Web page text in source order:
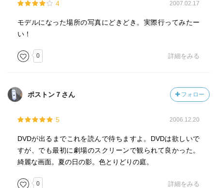
4 2007.02.17
モデルになった場所の写真にどきどき。実際行ってみたー
い！
0 詳細をみる
ポストン７さん フォロー
5 2006.12.20
DVDが出るまでこれを読んで待ちますよ。DVDは欲しいで
すが、でも最初に劇場のスクリーンで観られて良かった。
綺麗な画面。夏の日の影。色とりどりの庭。
0 詳細をみる